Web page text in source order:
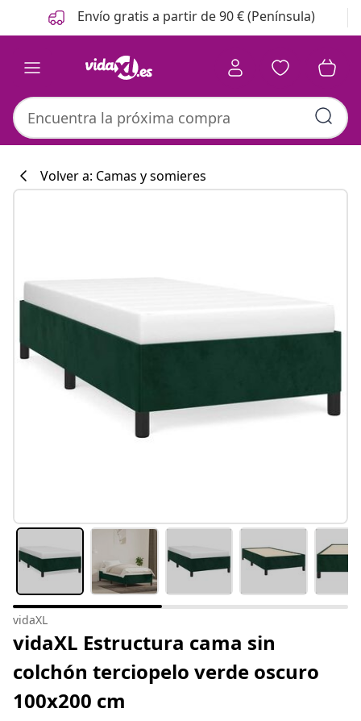
Anterior
Siguiente Envío gratis a partir de 90 € (Península)
#sharemevidaxl
Volver a: Camas y somieres
vidaXL
vidaXL Estructura cama sin
colchón terciopelo verde oscuro
100x200 cm